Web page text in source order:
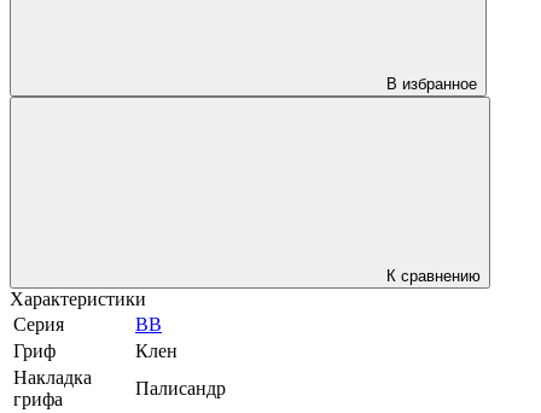
В избранное
К сравнению
Характеристики
Серия
BB
Гриф
Клен
Накладка
грифа
Палисандр